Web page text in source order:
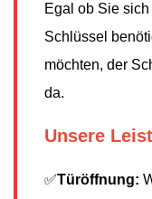
Egal ob Sie
Schlüssel
möchten, der
da.
Unsere
✅Türöffnung: